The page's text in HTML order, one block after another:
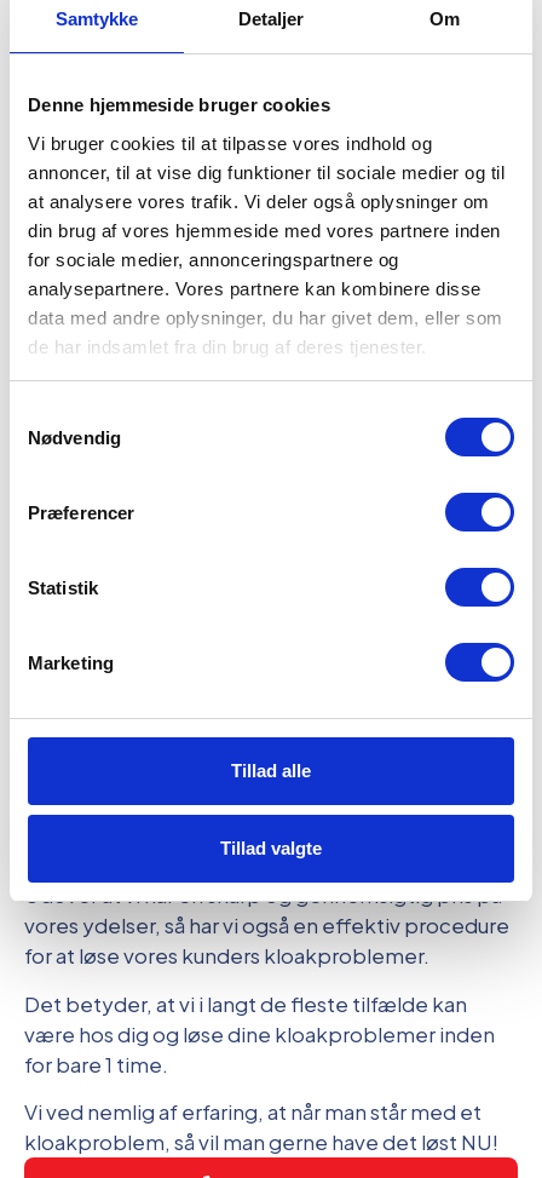
Samtykke Detaljer Om
Denne hjemmeside bruger cookies
Vi bruger cookies til at tilpasse vores indhold og
annoncer, til at vise dig funktioner til sociale medier og til
at analysere vores trafik. Vi deler også oplysninger om
din brug af vores hjemmeside med vores partnere inden
for sociale medier, annonceringspartnere og
analysepartnere. Vores partnere kan kombinere disse
data med andre oplysninger, du har givet dem, eller som
de har indsamlet fra din brug af deres tjenester.
Nødvendig
Præferencer
Statistik
Marketing
Tillad alle
Tillad valgte
Hvorfor er vi den bedst
bedømte kloakmester i
Igennem de sidste 10 år har vi hjulpet mere end
20.000 husstande med kloakservice og har derfor
lært lige præcis, hvad vi skal kigge efter, når du har
en stoppet kloak, stoppet håndvask eller et
stoppet toilet.
Derfor har vi lanceret abonnementet RenKloak+,
hvor du kan få fri kloakservice året rundt for en fast
lav pris på kun 89,- pr. md.
Få kloakservice i Værløse på 1-2
Udover at vi har en skarp og gennemsigtig pris på
vores ydelser, så har vi også en effektiv procedure
for at løse vores kunders kloakproblemer.
Det betyder, at vi i langt de fleste tilfælde kan
være hos dig og løse dine kloakproblemer inden
for bare 1 time.
Vi ved nemlig af erfaring, at når man står med et
kloakproblem, så vil man gerne have det løst NU!